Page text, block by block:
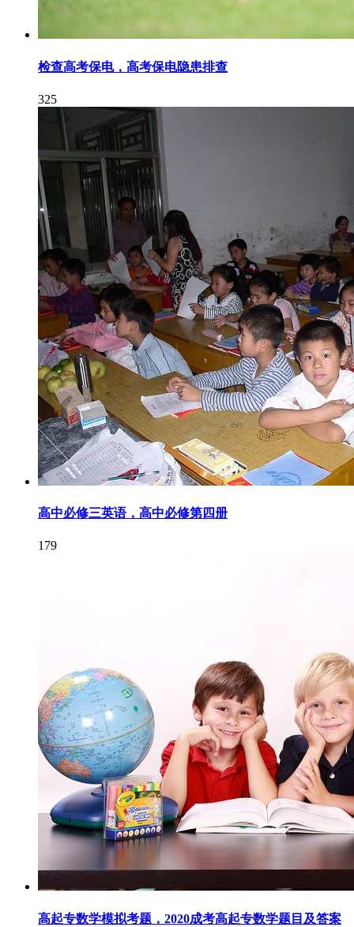
检查高考保电，高考保电隐患排查
325
高中必修三英语，高中必修第四册
179
高起专数学模拟考题，2020成考高起专数学题目及答案